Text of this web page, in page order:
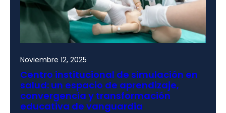
Noviembre 12, 2025
Centro institucional de simulación en
salud: un espacio de aprendizaje,
convergencia y transformación
educativa de vanguardia